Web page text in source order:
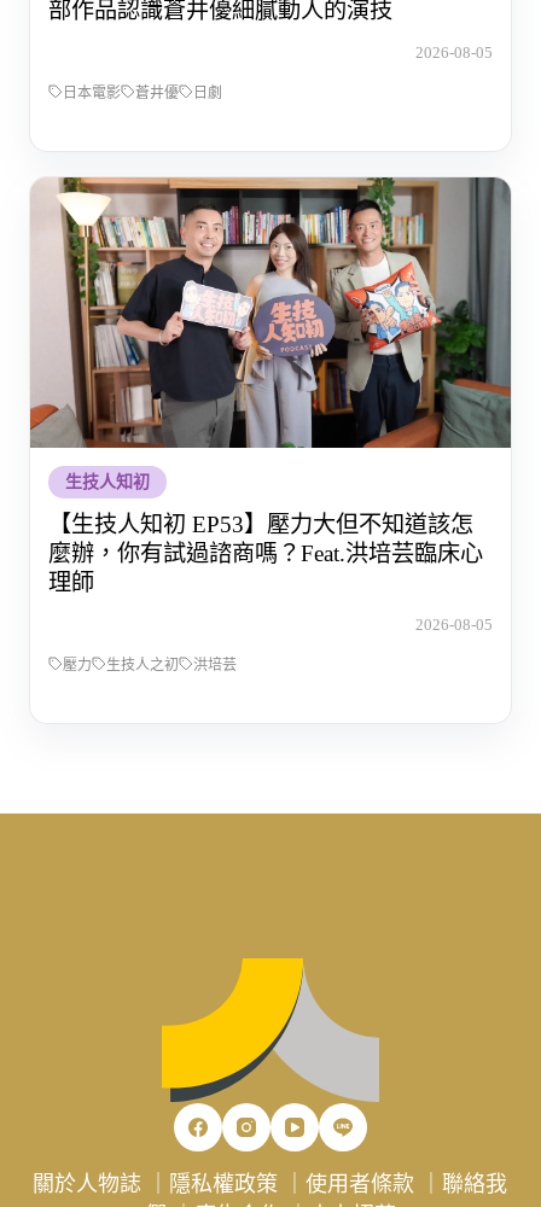
部作品認識蒼井優細膩動人的演技
2026-08-05
日本電影 蒼井優 日劇
生技人知初
【生技人知初 EP53】壓力大但不知道該怎
麼辦，你有試過諮商嗎？Feat.洪培芸臨床心
理師
2026-08-05
壓力 生技人之初 洪培芸
關於人物誌 隱私權政策 ｜使用者條款 ｜聯絡我